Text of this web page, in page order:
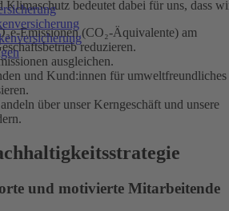
Klimaschutz bedeutet dabei für uns, dass
Emissionen (CO₂-Äquivalente) am
reduzieren.
ausgleichen.
und Kund:innen für umweltfreundliches
über unser Kerngeschäft und unsere
und motivierte Mitarbeitende